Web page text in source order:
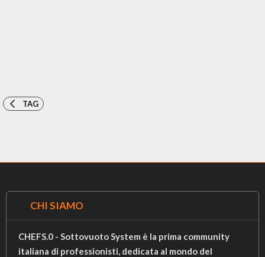
TAG
CHI SIAMO
CHEFS.0 - Sottovuoto System è la prima community
italiana di professionisti, dedicata al mondo del